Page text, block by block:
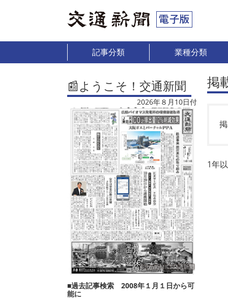
記事分類 業種分類
📰ようこそ！交通新聞
2026年８月10日付
■過去記事検索 2008年１月１日から可
能に
掲
1年